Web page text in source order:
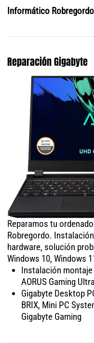
Informático Robregordo
Reparación Gigabyte
Reparamos tu
Robregordo.
hardware, solución
Windows 10, Windows
Instalación
AORUS Gaming
Gigabyte Desktop
BRIX, Mini PC
Gigabyte Gaming